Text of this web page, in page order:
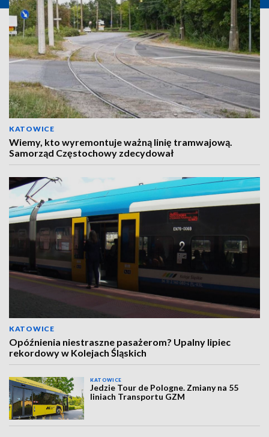
KATOWICE
Wiemy, kto wyremontuje ważną linię tramwajową.
Samorząd Częstochowy zdecydował
KATOWICE
Opóźnienia niestraszne pasażerom? Upalny lipiec
rekordowy w Kolejach Śląskich
KATOWICE
Jedzie Tour de Pologne. Zmiany na 55
liniach Transportu GZM